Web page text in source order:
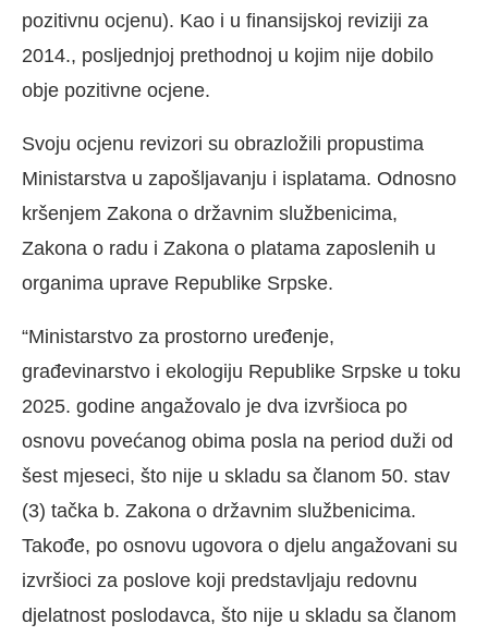
pozitivnu ocjenu). Kao i u finansijskoj reviziji za
2014., posljednjoj prethodnoj u kojim nije dobilo
obje pozitivne ocjene.
Svoju ocjenu revizori su obrazložili propustima
Ministarstva u zapošljavanju i isplatama. Odnosno
kršenjem Zakona o državnim službenicima,
Zakona o radu i Zakona o platama zaposlenih u
organima uprave Republike Srpske.
“Ministarstvo za prostorno uređenje,
građevinarstvo i ekologiju Republike Srpske u toku
2025. godine angažovalo je dva izvršioca po
osnovu povećanog obima posla na period duži od
šest mjeseci, što nije u skladu sa članom 50. stav
(3) tačka b. Zakona o državnim službenicima.
Takođe, po osnovu ugovora o djelu angažovani su
izvršioci za poslove koji predstavljaju redovnu
djelatnost poslodavca, što nije u skladu sa članom